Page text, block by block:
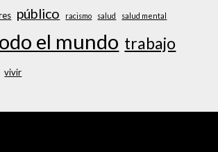
público racismo salud salud mental
el mundo trabajo
vivir